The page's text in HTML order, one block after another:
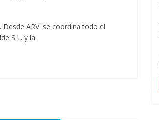
ARVI se coordina todo el
S.L. y la